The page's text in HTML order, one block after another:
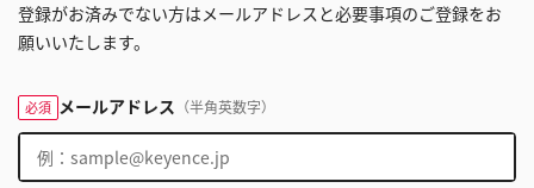
登録がお済みでない方はメールアドレスと必要事項のご登録をお
願いいたします。
必須 メールアドレス （半角英数字）